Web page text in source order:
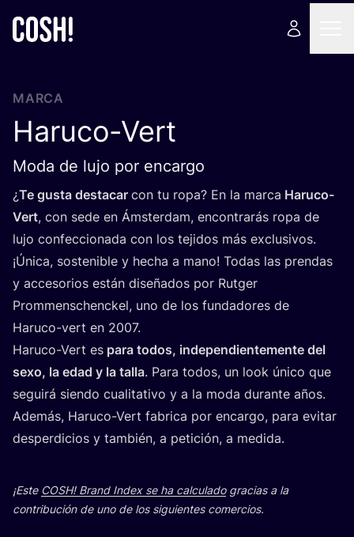
MARCA
Haruco-Vert
Moda de lujo por encargo
¿Te gus­ta des­ta­car con tu ropa? En la mar­ca Haru­co-
Vert, con sede en Áms­ter­dam, encon­tra­rás ropa de
lujo con­fec­cio­na­da con los teji­dos más exclu­si­vos.
¡Úni­ca, sos­te­ni­ble y hecha a mano! Todas las pren­das
y acce­so­rios están dise­ña­dos por Rut­ger
Prom­mens­chenc­kel, uno de los fun­da­do­res de
Haru­co-vert en 2007.
Haru­co-Vert es para todos, inde­pen­dien­te­men­te del
sexo, la edad y la talla. Para todos, un look úni­co que
segui­rá sien­do cua­li­ta­ti­vo y a la moda duran­te años.
Ade­más, Haru­co-Vert fabri­ca por encar­go, para evi­tar
des­per­di­cios y tam­bién, a peti­ción, a medida.
¡Este COSH! Brand Index se ha cal­cu­la­dogra­cias a la
con­tri­bu­ción de uno de los siguien­tes comercios.